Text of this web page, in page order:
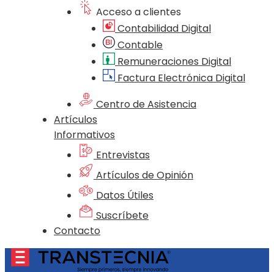
Acceso a clientes
Contabilidad Digital
Contable
Remuneraciones Digital
Factura Electrónica Digital
Centro de Asistencia
Artículos
Informativos
Entrevistas
Artículos de Opinión
Datos Útiles
Suscríbete
Contacto